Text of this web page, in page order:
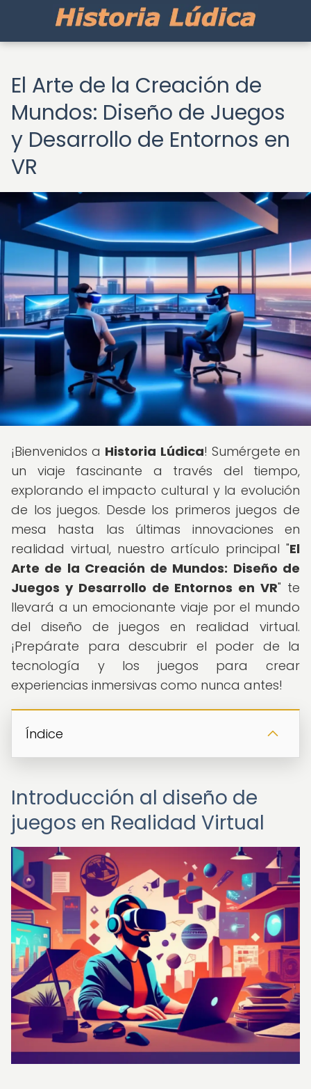
El Arte de la Creación de
Mundos: Diseño de Juegos
y Desarrollo de Entornos en
VR
¡Bienvenidos a Historia Lúdica! Sumérgete en
un viaje fascinante a través del tiempo,
explorando el impacto cultural y la evolución
de los juegos. Desde los primeros juegos de
mesa hasta las últimas innovaciones en
realidad virtual, nuestro artículo principal "El
Arte de la Creación de Mundos: Diseño de
Juegos y Desarrollo de Entornos en VR" te
llevará a un emocionante viaje por el mundo
del diseño de juegos en realidad virtual.
¡Prepárate para descubrir el poder de la
tecnología y los juegos para crear
experiencias inmersivas como nunca antes!
Índice
Introducción al diseño de
juegos en Realidad Virtual